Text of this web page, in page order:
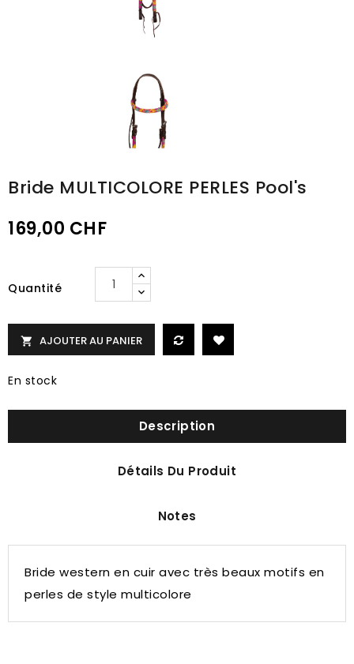
Bride MULTICOLORE PERLES Pool's
169,00 CHF
Quantité
 AJOUTER AU PANIER
En stock
Description
Détails Du Produit
Notes
Bride western en cuir avec très beaux motifs en
perles de style multicolore